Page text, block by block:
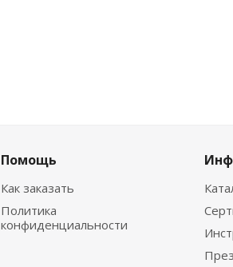
Помощь
Как заказать
Политика
конфиденциальности